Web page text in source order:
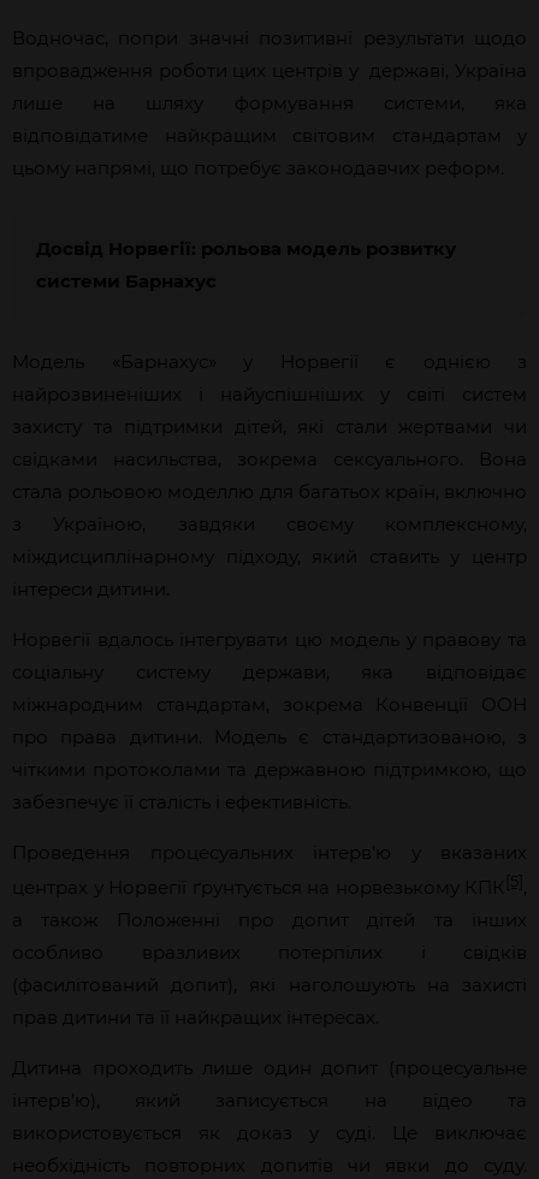
Водночас, попри значні позитивні результати щодо
впровадження роботи цих центрів у державі, Україна
лише на шляху формування системи, яка
відповідатиме найкращим світовим стандартам у
цьому напрямі, що потребує законодавчих реформ.
Досвід Норвегії: рольова модель розвитку
системи Барнахус
Модель «Барнахус» у Норвегії є однією з
найрозвиненіших і найуспішніших у світі систем
захисту та підтримки дітей, які стали жертвами чи
свідками насильства, зокрема сексуального. Вона
стала рольовою моделлю для багатьох країн, включно
з Україною, завдяки своєму комплексному,
міждисциплінарному підходу, який ставить у центр
інтереси дитини.
Норвегії вдалось інтегрувати цю модель у правову та
соціальну систему держави, яка відповідає
міжнародним стандартам, зокрема Конвенції ООН
про права дитини. Модель є стандартизованою, з
чіткими протоколами та державною підтримкою, що
забезпечує її сталість і ефективність.
Проведення процесуальних інтерв’ю у вказаних
центрах у Норвегії ґрунтується на норвезькому КПК
а також Положенні про допит дітей та інших
особливо вразливих потерпілих і свідків
(фасилітований допит), які наголошують на захисті
прав дитини та її найкращих інтересах.
Дитина проходить лише один допит (процесуальне
інтерв’ю), який записується на відео та
використовується як доказ у суді. Це виключає
необхідність повторних допитів чи явки до суду.